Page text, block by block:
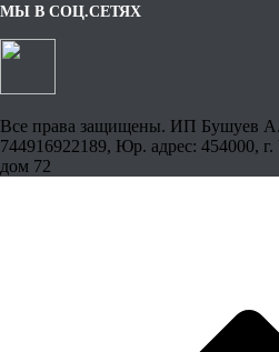
МЫ В СОЦ.СЕТЯХ
Все права защищены. ИП Бушуев
744916922189, Юр. адрес: 454000,
дом 72